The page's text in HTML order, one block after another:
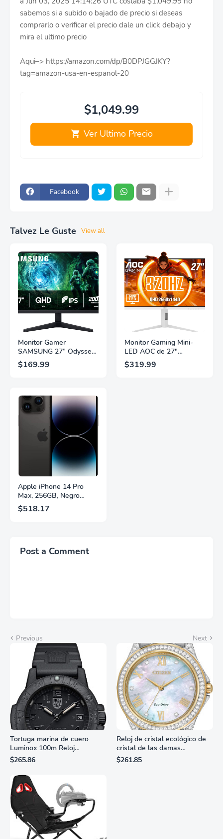
sabemos si a subido o bajado de precio si deseas
comprarlo o verificar el precio dale un click debajo y
mira el ultimo precio
Aqui–> https://amazon.com/dp/B0DPJGGJKY?
tag=amazon-usa-en-espanol-20
$1,049.99
Ver Ultimo Precio
Facebook
Talvez Le Guste View all
Monitor Gamer
SAMSUNG 27” Odyssey
G5 G53F con Resolución
QHD, HDR10,
Panel IPS, AMD
FreeSync™ Premium,
Ecualizador Negro,
Cambio Automático de
Fuente,
LS27FG532ENXZA
$169.99
Monitor Gaming Mini-
LED AOC de 27"
Pulgadas, QHD
2560×1440, 320Hz, 1ms
$319.99
Apple iPhone 14 Pro
Max, 256GB, Negro
Espacial - Desbloqueado
(Renovado)
$518.17
Post a Comment
Previous Next
Tortuga marina de cuero
Luminox 100m Reloj
analógico de cuarzo
resistente al agua
$265.86
Reloj de cristal ecológico de
cristal de las damas
ciudadanas, 3 manos,
marcadores de números
$261.85